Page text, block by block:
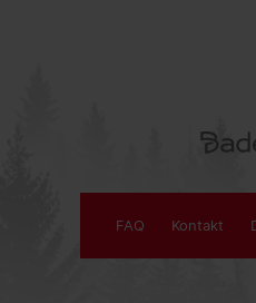
FAQ Kontakt